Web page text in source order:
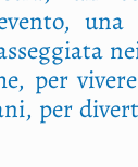
una
per
per